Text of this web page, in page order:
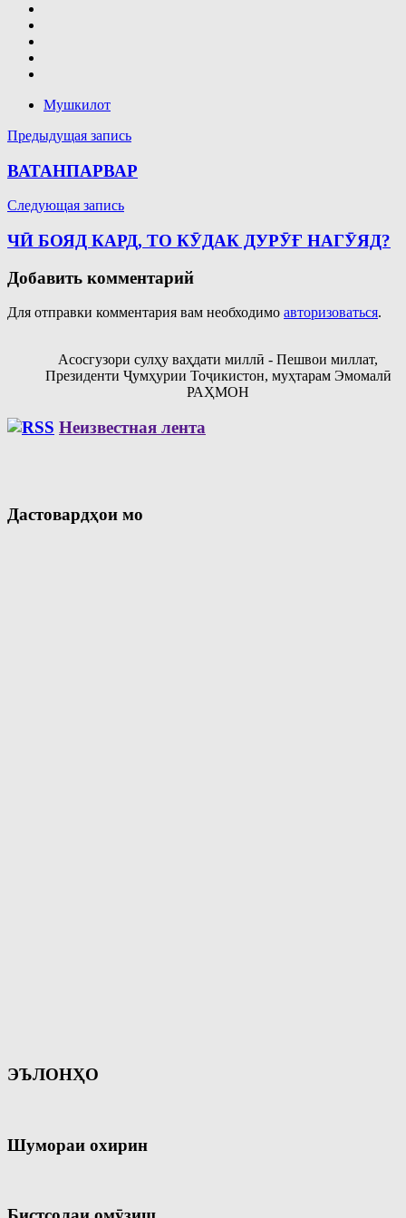
Мушкилот
Навигация
по
Предыдущая запись
ВАТАНПАРВАР
Следующая запись
ЧӢ БОЯД КАРД, ТО КӮДАК ДУРӮҒ НАГӮЯД?
Добавить комментарий
Для отправки комментария вам необходимо авторизоваться.
Асосгузори сулҳу ваҳдати миллӣ - Пешвои миллат,
Президенти Ҷумҳурии Тоҷикистон, муҳтарам Эмомалӣ
РАҲМОН
Неизвестная лента
Дастовардҳои мо
ЭЪЛОНҲО
Шумораи охирин